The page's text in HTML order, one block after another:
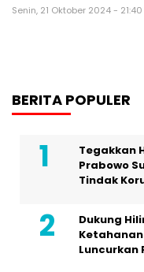
Senin, 21 Oktober 2024 - 21:40
BERITA POPULER
Tegakkan
Prabowo
Tindak
Dukung
Ketahanan